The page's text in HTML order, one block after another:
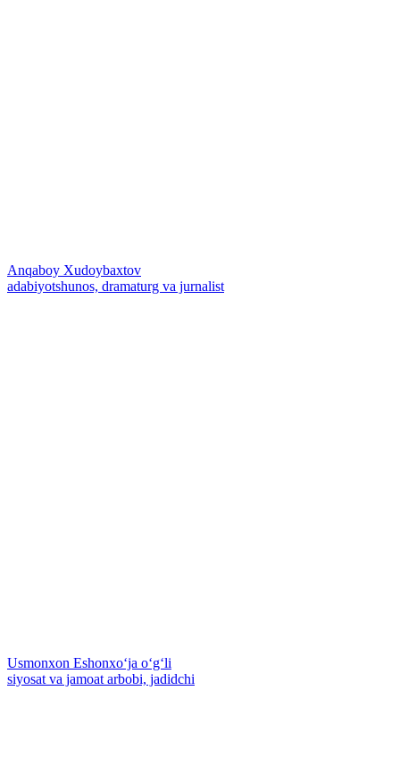
Anqaboy Xudoybaxtov
adabiyotshunos, dramaturg va jurnalist
Usmonxon Eshonxoʻja oʻgʻli
siyosat va jamoat arbobi, jadidchi